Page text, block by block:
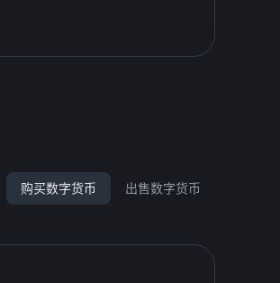
购买数字货币 出售数字货币